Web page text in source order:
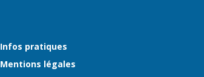
Infos pratiques
Mentions légales